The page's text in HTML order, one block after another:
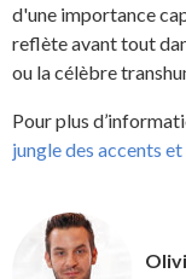
d'une importance
reflète avant tout
ou la célèbre
Pour plus
jungle des accents